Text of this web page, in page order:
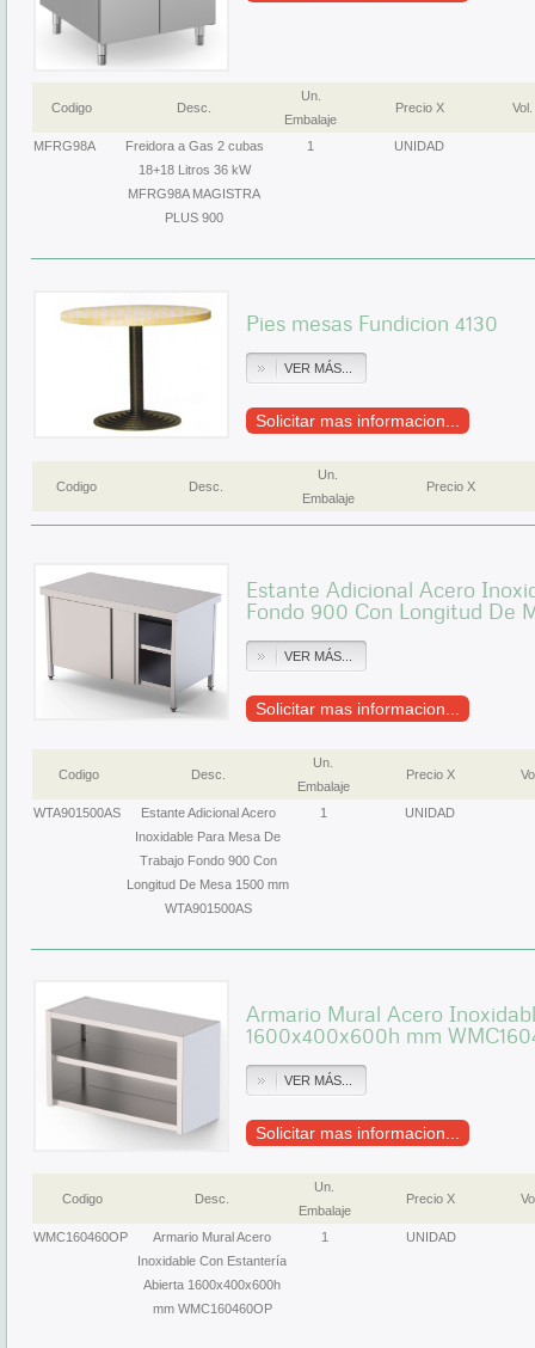
Codigo Desc.
Un.
Embalaje
Precio X Vol.
MFRG98A
Freidora a Gas 2 cubas
18+18 Litros 36 kW
MFRG98A MAGISTRA
PLUS 900
1 UNIDAD
Pies mesas Fundicion 4130
VER MÁS...
Solicitar mas informacion...
Codigo Desc.
Un.
Embalaje
Precio X
Estante Adicional Acero
Fondo 900 Con Longitud De
VER MÁS...
Solicitar mas informacion...
Codigo Desc.
Un.
Embalaje
Precio X
WTA901500AS
Estante Adicional Acero
Inoxidable Para Mesa De
Trabajo Fondo 900 Con
Longitud De Mesa 1500 mm
WTA901500AS
1 UNIDAD
Armario Mural Acero
1600x400x600h mm
VER MÁS...
Solicitar mas informacion...
Codigo Desc.
Un.
Embalaje
Precio X
WMC160460OP
Armario Mural Acero
Inoxidable Con Estantería
Abierta 1600x400x600h
mm WMC160460OP
1 UNIDAD